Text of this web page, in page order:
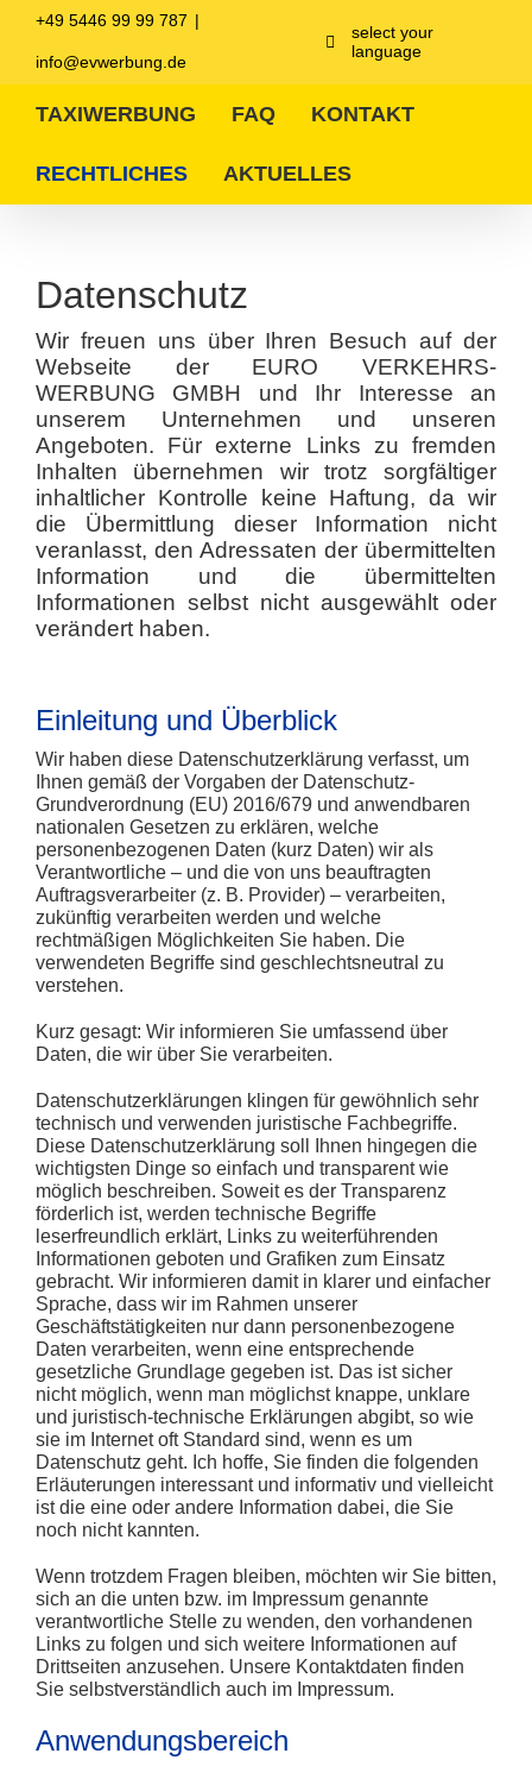
springen
+49 5446 99 99 787 |
info@evwerbung.de
select your
language
TAXIWERBUNG FAQ KONTAKT
RECHTLICHES AKTUELLES
Datenschutz
Wir freuen uns über Ihren Besuch auf der
Webseite der EURO VERKEHRS-
WERBUNG GMBH und Ihr Interesse an
unserem Unternehmen und unseren
Angeboten. Für externe Links zu fremden
Inhalten übernehmen wir trotz sorgfältiger
inhaltlicher Kontrolle keine Haftung, da wir
die Übermittlung dieser Information nicht
veranlasst, den Adressaten der übermittelten
Information und die übermittelten
Informationen selbst nicht ausgewählt oder
verändert haben.
Einleitung und Überblick
Wir haben diese Datenschutzerklärung verfasst, um
Ihnen gemäß der Vorgaben der Datenschutz-
Grundverordnung (EU) 2016/679und anwendbaren
nationalen Gesetzen zu erklären, welche
personenbezogenen Daten (kurz Daten) wir als
Verantwortliche – und die von uns beauftragten
Auftragsverarbeiter (z. B. Provider) – verarbeiten,
zukünftig verarbeiten werden und welche
rechtmäßigen Möglichkeiten Sie haben. Die
verwendeten Begriffe sind geschlechtsneutral zu
verstehen.
Kurz gesagt: Wir informieren Sie umfassend über
Daten, die wir über Sie verarbeiten.
Datenschutzerklärungen klingen für gewöhnlich sehr
technisch und verwenden juristische Fachbegriffe.
Diese Datenschutzerklärung soll Ihnen hingegen die
wichtigsten Dinge so einfach und transparent wie
möglich beschreiben. Soweit es der Transparenz
förderlich ist, werden technische Begriffe
leserfreundlich erklärt, Linkszu weiterführenden
Informationen geboten und Grafiken zum Einsatz
gebracht. Wir informieren damit in klarer und einfacher
Sprache, dass wir im Rahmen unserer
Geschäftstätigkeiten nur dann personenbezogene
Daten verarbeiten, wenn eine entsprechende
gesetzliche Grundlage gegeben ist. Das ist sicher
nicht möglich, wenn man möglichst knappe, unklare
und juristisch-technische Erklärungen abgibt, so wie
sie im Internet oft Standard sind, wenn es um
Datenschutz geht. Ich hoffe, Sie finden die folgenden
Erläuterungen interessant und informativ und vielleicht
ist die eine oder andere Information dabei, die Sie
noch nicht kannten.
Wenn trotzdem Fragen bleiben, möchten wir Sie bitten,
sich an die unten bzw. im Impressum genannte
verantwortliche Stelle zu wenden, den vorhandenen
Links zu folgen und sich weitere Informationen auf
Drittseiten anzusehen. Unsere Kontaktdaten finden
Sie selbstverständlich auch im Impressum.
Anwendungsbereich